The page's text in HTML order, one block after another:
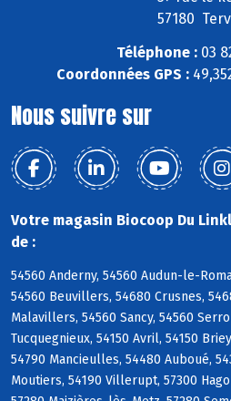
57180
Téléphone : 03
Coordonnées GPS :
Nous suivre sur
Votre magasin Biocoop Du
de :
54560 Anderny, 54560 Audun-le-
54560 Beuvillers, 54680 Crusnes,
Malavillers, 54560 Sancy, 54560
Tucquegnieux, 54150 Avril, 54150
54790 Mancieulles, 54480 Auboué,
Moutiers, 54190 Villerupt, 57300